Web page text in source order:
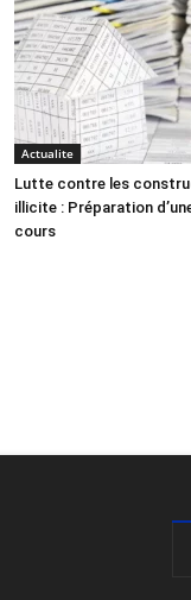
Actualite
Lutte contre les
illicite : Préparation
cours